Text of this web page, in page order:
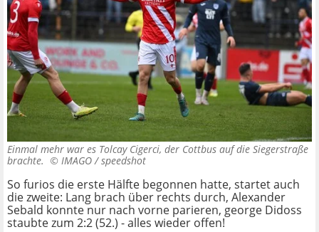
Einmal mehr war es Tolcay Cigerci, der Cottbus auf die Siegerstraße
brachte. © IMAGO / speedshot
So furios die erste Hälfte begonnen hatte, startet auch
die zweite: Lang brach über rechts durch, Alexander
Sebald konnte nur nach vorne parieren, george Didoss
staubte zum 2:2 (52.) - alles wieder offen!